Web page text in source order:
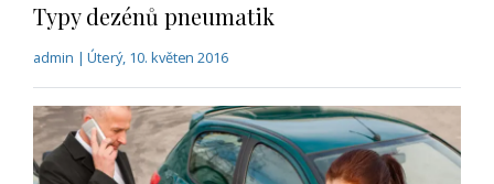
Typy dezénů pneumatik
admin | Úterý, 10. květen 2016